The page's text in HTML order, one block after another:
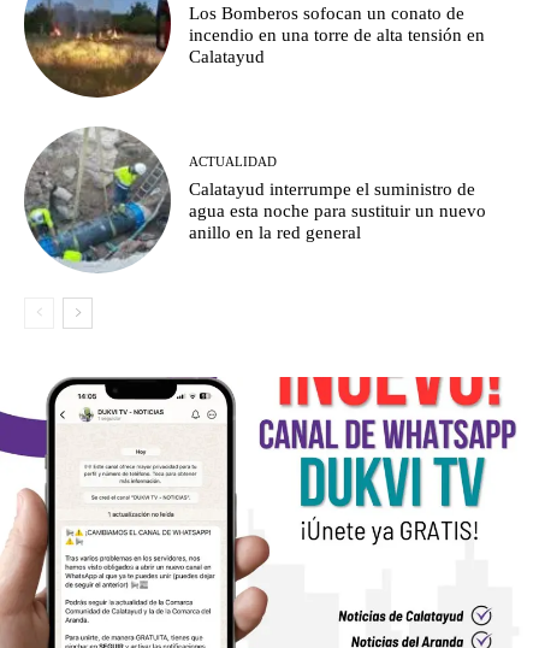
Los Bomberos sofocan un conato de
incendio en una torre de alta tensión en
Calatayud
ACTUALIDAD
Calatayud interrumpe el suministro de
agua esta noche para sustituir un nuevo
anillo en la red general